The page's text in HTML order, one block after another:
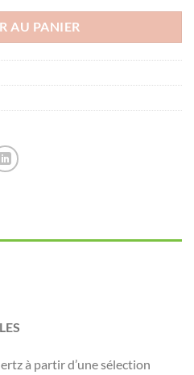
AU PANIER
à partir d’une sélection